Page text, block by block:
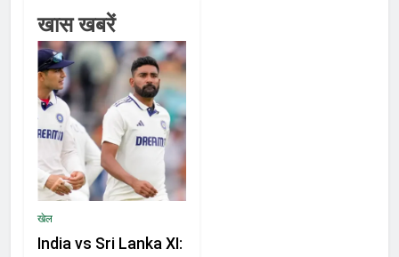
खास खबरें
खेल
India vs Sri Lanka XI: